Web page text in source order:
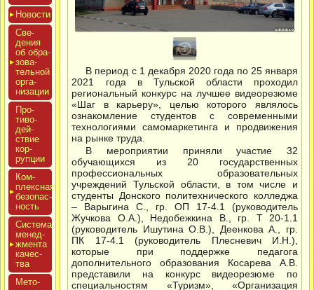
Новос­ти
Све­
дения
об об­ра­
зова­
тель­ной
ор­га­
низа­ции
Про­
тиво­
дей­
ствие
кор­
рупции
Ком­
плексная
бе­зопас­
ность
Сис­те­ма
ме­нед­
жмен­та
ка­чес­
тва
Мето­
В период с 1 декабря 2020 года по 25 января
2021 года в Тульской области проходил
региональный конкурс на лучшее видеорезюме
«Шаг в карьеру», целью которого являлось
ознакомление студентов с современными
технологиями самомаркетинга и продвижения
на рынке труда.
В мероприятии приняли участие 32
обучающихся из 20 государственных
профессиональных образовательных
учреждений Тульской области, в том числе и
студенты Донского политехнического колледжа
– Варыгина С., гр. ОП 17-4.1 (руководитель
Жучкова О.А.), Недобежкина В., гр. Т 20-1.1
(руководитель Ишутина О.В.), Деенкова А., гр.
ПК 17-4.1 (руководитель Плесневич И.Н.),
которые при поддержке педагога
дополнительного образования Косарева А.В.
представили на конкурс видеорезюме по
специальностям «Туризм», «Организация